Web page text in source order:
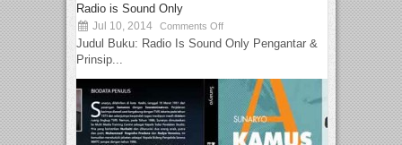
Radio is Sound Only
Jul 10, 2014 Comments Off
Judul Buku: Radio Is Sound Only Pengantar &
Prinsip...